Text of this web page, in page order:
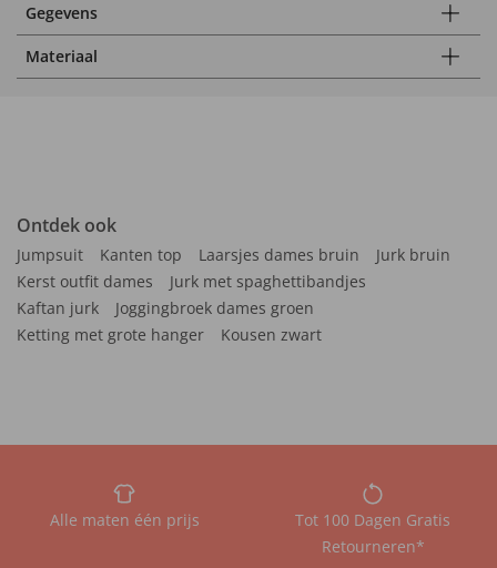
Gegevens
Materiaal
Ontdek ook
Jumpsuit Kanten top Laarsjes dames bruin
Jurk bruin
Kerst outfit dames
Jurk met spaghettibandjes
Kaftan jurk
Joggingbroek dames groen
Ketting met grote hanger
Kousen zwart
Alle maten één prijs
Tot 100 Dagen Gratis
Retourneren*